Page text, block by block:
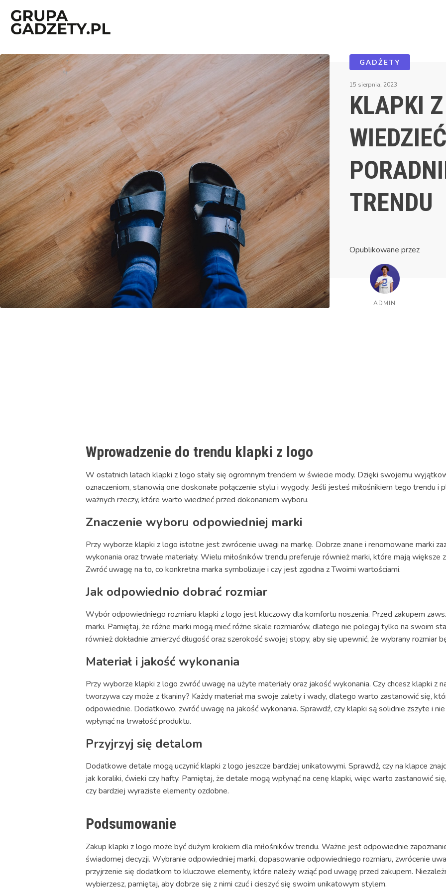
GADŻETY
15 sierpnia, 2023
KLAPKI
TRENDU
Opublikowane przez
ADMIN
Wprowadzenie do trendu klapki z logo
W ostatnich latach klapki z logo stały się ogromnym trendem w świecie mody. Dzięki swojemu
oznaczeniom, stanowią one doskonałe połączenie stylu i wygody. Jeśli jesteś miłośnikiem tego trendu i
ważnych rzeczy, które warto wiedzieć przed dokonaniem wyboru.
Znaczenie wyboru odpowiedniej marki
Przy wyborze klapki z logo istotne jest zwrócenie uwagi na markę. Dobrze znane i renomowane marki
wykonania oraz trwałe materiały. Wielu miłośników trendu preferuje również marki, które mają większe
Zwróć uwagę na to, co konkretna marka symbolizuje i czy jest zgodna z Twoimi wartościami.
Jak odpowiednio dobrać rozmiar
Wybór odpowiedniego rozmiaru klapki z logo jest kluczowy dla komfortu noszenia. Przed zakupem
marki. Pamiętaj, że różne marki mogą mieć różne skale rozmiarów, dlatego nie polegaj tylko na swoim
również dokładnie zmierzyć długość oraz szerokość swojej stopy, aby się upewnić, że wybrany rozmiar
Materiał i jakość wykonania
Przy wyborze klapki z logo zwróć uwagę na użyte materiały oraz jakość wykonania. Czy chcesz klapki z
tworzywa czy może z tkaniny? Każdy materiał ma swoje zalety i wady, dlatego warto zastanowić się,
odpowiednie. Dodatkowo, zwróć uwagę na jakość wykonania. Sprawdź, czy klapki są solidnie zszyte i
wpłynąć na trwałość produktu.
Przyjrzyj się detalom
Dodatkowe detale mogą uczynić klapki z logo jeszcze bardziej unikatowymi. Sprawdź, czy na klapce
jak koraliki, ćwieki czy hafty. Pamiętaj, że detale mogą wpłynąć na cenę klapki, więc warto zastanowić
czy bardziej wyraziste elementy ozdobne.
Podsumowanie
Zakup klapki z logo może być dużym krokiem dla miłośników trendu. Ważne jest odpowiednie
świadomej decyzji. Wybranie odpowiedniej marki, dopasowanie odpowiedniego rozmiaru, zwrócenie
przyjrzenie się dodatkom to kluczowe elementy, które należy wziąć pod uwagę przed zakupem.
wybierzesz, pamiętaj, aby dobrze się z nimi czuć i cieszyć się swoim unikatowym stylem.